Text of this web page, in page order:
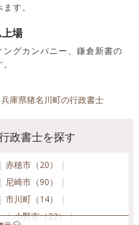
す。
場
ングカンパニー、鎌倉新書の
兵庫県猪名川町の行政書士
政書士を探す
赤穂市（20）
尼崎市（90）
市川町（14）
小野市（22）